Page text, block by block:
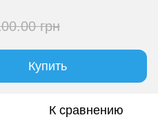
грн
Купить
К сравнению